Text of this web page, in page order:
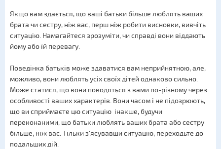
Якщо вам здається, що ваші батьки більше люблять ваших
брата чи сестру, ніж вас, перш ніж робити висновки, вивчіть
ситуацію. Намагайтеся зрозуміти, чи справді вони віддають
йому або їй перевагу.
Поведінка батьків може здаватися вам неприйнятною, але,
можливо, вони люблять усіх своїх дітей однаково сильно.
Може статися, що вони поводяться з вами по-різному через
особливості ваших характерів. Вони часом і не підозрюють,
що ви сприймаєте цю ситуацію інакше, будучи
переконаними, що батьки люблять ваших брата або сестру
більше, ніж вас. Тільки з’ясувавши ситуацію, переходьте до
подальших дій.